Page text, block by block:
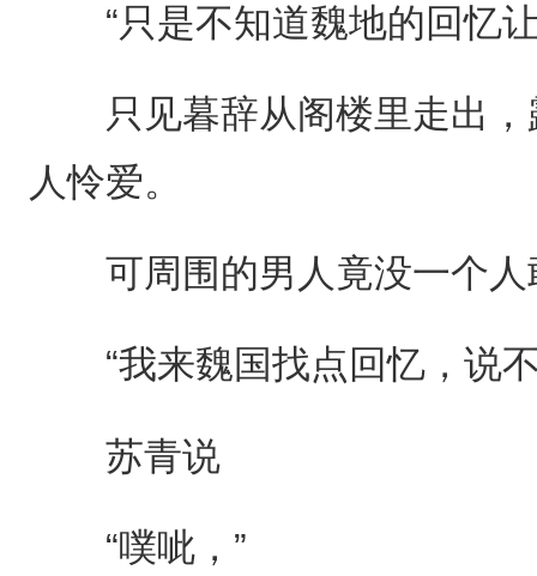
“只是不知道魏地的回忆让
只见暮辞从阁楼里走出，
人怜爱。
可周围的男人竟没一个人
“我来魏国找点回忆，说不
苏青说
“噗呲，”